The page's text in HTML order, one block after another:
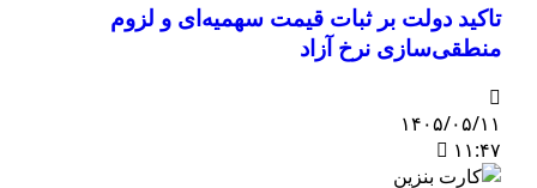
تاکید دولت بر ثبات قیمت سهمیه‌ای و لزوم
منطقی‌سازی نرخ آزاد
۱۴۰۵/۰۵/۱۱
۱۱:۴۷